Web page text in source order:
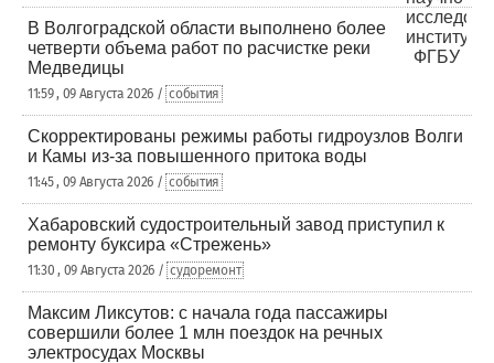
В Волгоградской области выполнено более
четверти объема работ по расчистке реки
Медведицы
11:59 , 09 Августа 2026 / события
Скорректированы режимы работы гидроузлов Волги
и Камы из-за повышенного притока воды
11:45 , 09 Августа 2026 / события
Хабаровский судостроительный завод приступил к
ремонту буксира «Стрежень»
11:30 , 09 Августа 2026 / судоремонт
Максим Ликсутов: с начала года пассажиры
совершили более 1 млн поездок на речных
электросудах Москвы